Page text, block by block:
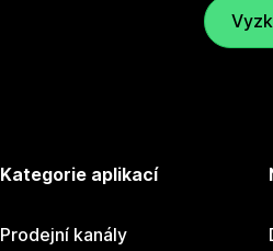
Kategorie aplikací
Prodejní kanály